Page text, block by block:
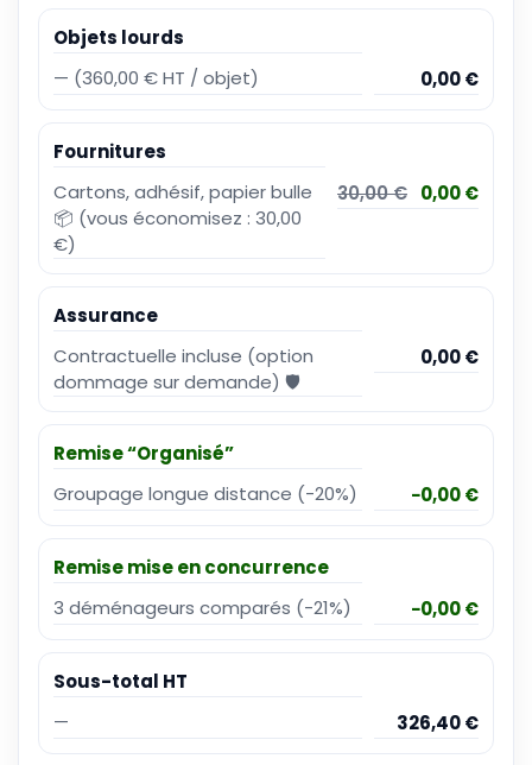
Objets lourds
— (360,00 € HT / objet) 0,00 €
Fournitures
Cartons, adhésif, papier bulle
📦 (vous économisez : 30,00
€)
30,00 € 0,00 €
Assurance
Contractuelle incluse (option
dommage sur demande) 🛡️
0,00 €
Remise “Organisé”
Groupage longue distance (-20%)
−0,00 €
Remise mise en concurrence
3 déménageurs comparés (-21%)
−0,00 €
Sous-total HT
—
326,40 €